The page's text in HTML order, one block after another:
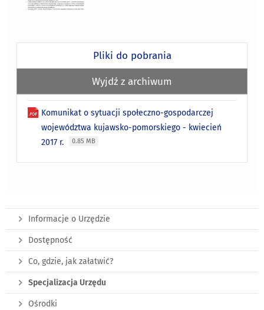
Pliki do pobrania
Wyjdź z archiwum
Komunikat o sytuacji społeczno-gospodarczej
województwa kujawsko-pomorskiego - kwiecień
2017 r.
0.85 MB
Informacje o Urzędzie
Dostępność
Co, gdzie, jak załatwić?
Specjalizacja Urzędu
Ośrodki